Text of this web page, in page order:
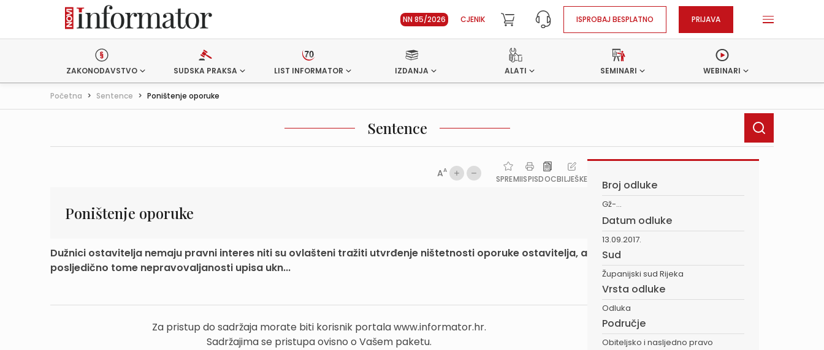
NN 85/2026 CJENIK ISPROBAJ BESPLATNO PRIJAVA
ZAKONODAVSTVO SUDSKA PRAKSA LIST INFORMATOR IZDANJA ALATI SEMINARI WEBINARI
Početna > Sentence > Poništenje oporuke
Sentence
AA
SPREMIISPISDOCBILJEŠKE
Poništenje oporuke
Dužnici ostavitelja nemaju pravni interes niti su ovlašteni tražiti utvrđenje ništetnosti oporuke ostavitelja, a
posljedično tome nepravovaljanosti upisa ukn...
Za pristup do sadržaja morate biti korisnik portala www.informator.hr.
Sadržajima se pristupa ovisno o Vašem paketu.
Broj odluke
Gž-...
Datum odluke
13.09.2017.
Sud
Županijski sud Rijeka
Vrsta odluke
Odluka
Područje
Obiteljsko i nasljedno pravo